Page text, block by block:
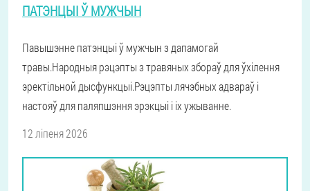
ПАТЭНЦЫІ Ў МУЖЧЫН
Павышэнне патэнцыі ў мужчын з дапамогай
травы.Народныя рэцэпты з травяных збораў для ўхілення
эректільной дысфункцыі.Рэцэпты лячэбных адвараў і
настояў для паляпшэння эрэкцыі і іх ужыванне.
12 ліпеня 2026